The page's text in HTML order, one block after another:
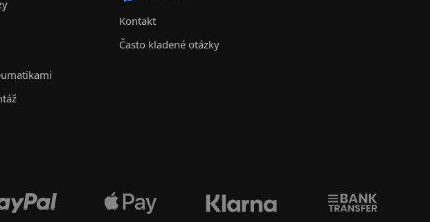
Kontakt
Často kladené otázky